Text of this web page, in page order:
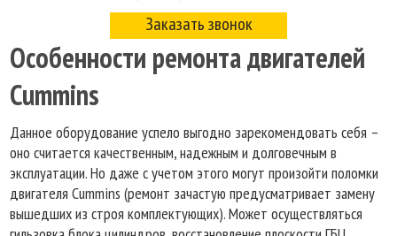
Заказать звонок
Особенности ремонта двигателей
Cummins
Данное оборудование успело выгодно зарекомендовать себя –
оно считается качественным, надежным и долговечным в
эксплуатации. Но даже с учетом этого могут произойти поломки
двигателя Cummins (ремонт зачастую предусматривает замену
вышедших из строя комплектующих). Может осуществляться